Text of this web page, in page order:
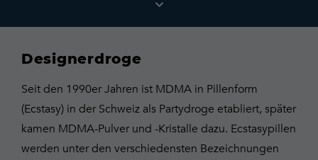
Designerdroge
Seit den 1990er Jahren ist MDMA in Pillenform
(Ecstasy) in der Schweiz als Partydroge etabliert, später
kamen MDMA-Pulver und -Kristalle dazu. Ecstasypillen
werden unter den verschiedensten Bezeichnungen